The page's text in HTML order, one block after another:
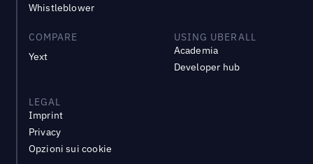
Whistleblower
COMPARE
Yext
USING UBERALL
Academia
Developer hub
LEGAL
Imprint
Privacy
Opzioni sui cookie